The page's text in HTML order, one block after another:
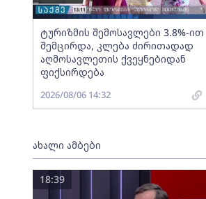
ტურიზმის შემოსავლები 3.8%-ით
შემცირდა, კლება ძირითადად
აღმოსავლეთის ქვეყნებიდან
ფიქსირდება
2026/08/06 14:32
ახალი ამბები
18:39